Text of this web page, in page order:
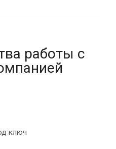
работы с
ключ